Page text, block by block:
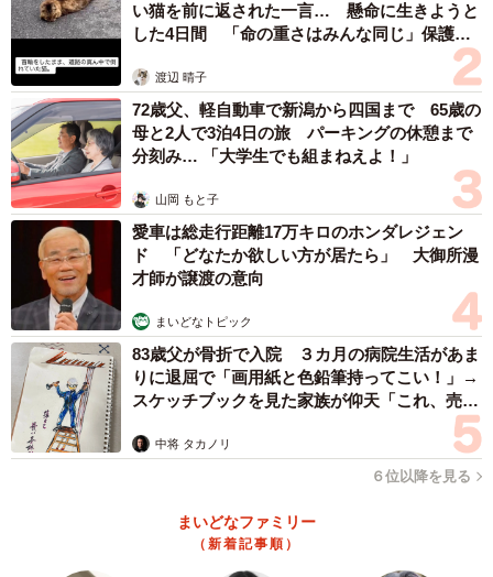
赤ちゃんとシベリアンハスキー（提供）
つるいずむさんにとって、大型犬との生活は昔からの夢だ
ったという。「大型犬を飼うのが夢でした。小学校の文集
に大型犬を飼うことが夢だと書くくらい。社会人になり自
分でお世話が見れるようになったと自覚した時に、ネット
で見つけたアルカをみて運命を感じ、即お電話をさせてい
ただきました」。念願の大型犬は優しいシベリアンハスキ
ーだった。
い猫を前に返された一言… 懸命に生きようと
した4日間 「命の重さはみんな同じ」保護団
渡辺 晴子
72歳父、軽自動車で新潟から四国まで 65歳の
母と2人で3泊4日の旅 パーキングの休憩まで
分刻み… 「大学生でも組まねえよ！」
山岡 もと子
愛車は総走行距離17万キロのホンダレジェン
ド 「どなたか欲しい方が居たら」 大御所漫
才師が譲渡の意向
まいどなトピック
83歳父が骨折で入院 ３カ月の病院生活があま
りに退屈で「画用紙と色鉛筆持ってこい！」→
スケッチブックを見た家族が仰天「これ、売れ
中将 タカノリ
６位以降を見る
まいどなファミリー
（新着記事順）